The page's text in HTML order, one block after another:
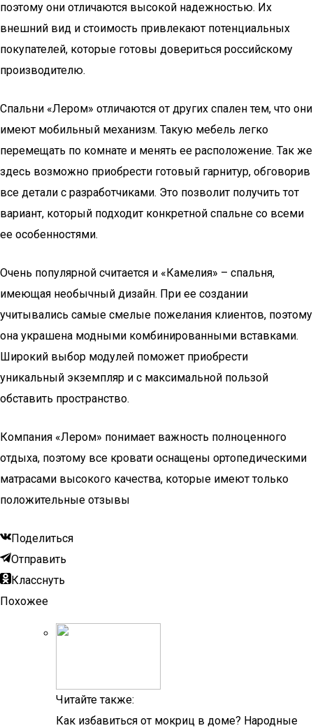
поэтому они отличаются высокой надежностью. Их
внешний вид и стоимость привлекают потенциальных
покупателей, которые готовы довериться российскому
производителю.
Спальни «Лером» отличаются от других спален тем, что они
имеют мобильный механизм. Такую мебель легко
перемещать по комнате и менять ее расположение. Так же
здесь возможно приобрести готовый гарнитур, обговорив
все детали с разработчиками. Это позволит получить тот
вариант, который подходит конкретной спальне со всеми
ее особенностями.
Очень популярной считается и «Камелия» – спальня,
имеющая необычный дизайн. При ее создании
учитывались самые смелые пожелания клиентов, поэтому
она украшена модными комбинированными вставками.
Широкий выбор модулей поможет приобрести
уникальный экземпляр и с максимальной пользой
обставить пространство.
Компания «Лером» понимает важность полноценного
отдыха, поэтому все кровати оснащены ортопедическими
матрасами высокого качества, которые имеют только
положительные отзывы
Поделиться
Отправить
Класснуть
Похожее
Читайте также:
Как избавиться от мокриц в доме? Народные